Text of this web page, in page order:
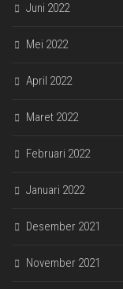
Juni 2022
Mei 2022
April 2022
Maret 2022
Februari 2022
Januari 2022
Desember 2021
November 2021